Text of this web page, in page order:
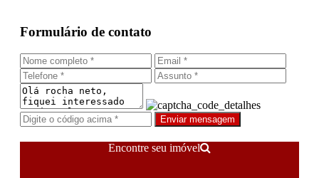
Formulário de contato
Enviar mensagem
Encontre seu imóvel